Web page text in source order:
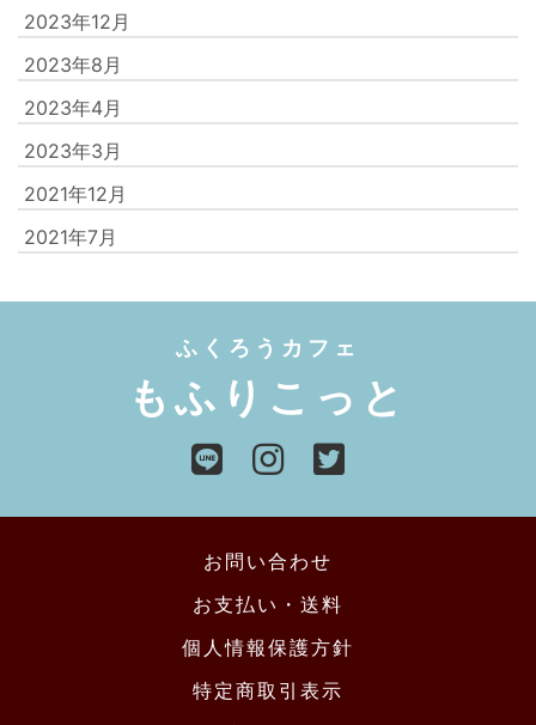
2023年12月
2023年8月
2023年4月
2023年3月
2021年12月
2021年7月
ふくろうカフェ
もふりこっと
お問い合わせ
お支払い・送料
個人情報保護方針
特定商取引表示